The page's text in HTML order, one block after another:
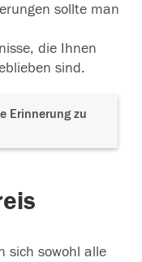
sollte man
die Ihnen
sind.
Erinnerung zu
sich sowohl alle